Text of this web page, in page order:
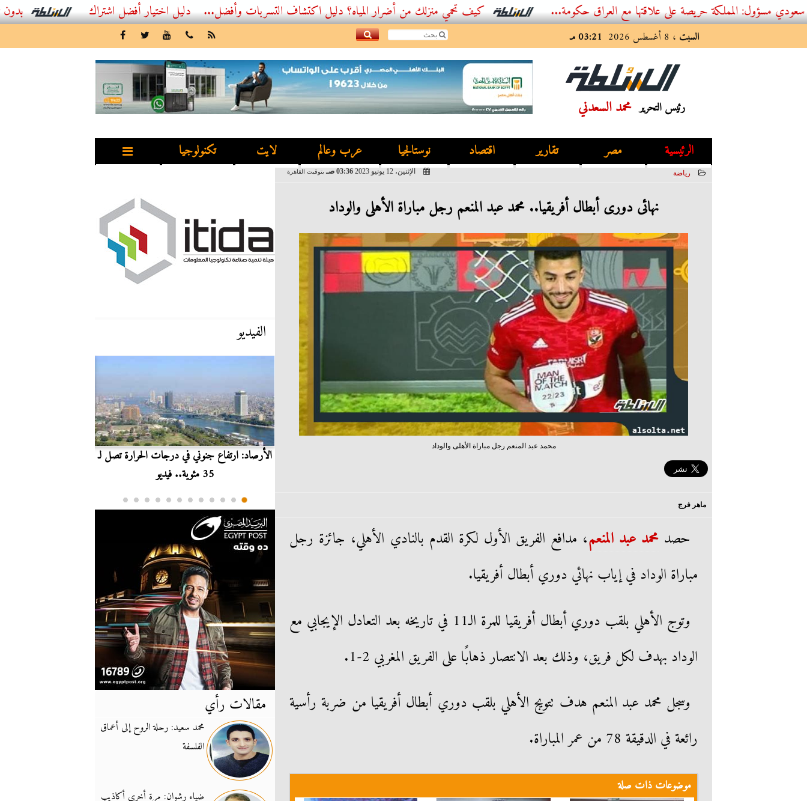
أفضل اشتراك IPTV بدون تقطيع 2026 – دليل المشاهد العصري حريصة على علاقتها مع العراق حكومة... كيف تحمي منزلك من أضرار المياه؟ دليل اكتشاف التسربات وأفضل...
السبت ، 8 أغسطس 2026 03:21 مـ
رئيس التحرير محمد السعدني
الرئيسية مصر تقارير اقتصاد نوستالجيا عرب وعالم لايت تكنولوجيا
رياضة الإثنين، 12 يونيو 2023 03:36 صـ بتوقيت القاهرة
نهائى دورى أبطال أفريقيا.. محمد عبد المنعم رجل مباراة الأهلى والوداد
محمد عبد المنعم رجل مباراة الأهلى والوداد
ماهر فرج
حصدمحمد عبد المنعم، مدافع الفريق الأول لكرة القدم بالنادي الأهلي، جائزة رجل
مباراة الوداد في إياب نهائي دوري أبطال أفريقيا.
وتوج الأهلي بلقب دوري أبطال أفريقيا للمرة الـ11 في تاريخه بعد التعادل الإيجابي مع
الوداد بهدف لكل فريق، وذلك بعد الانتصار ذهابًا على الفريق المغربي 2-1.
وسجل محمد عبد المنعم هدف تتويج الأهلي بلقب دوري أبطال أفريقيا من ضربة رأسية
رائعة في الدقيقة 78 من عمر المباراة.
موضوعات ذات صلة
الفيديو
بث مباشر.. مباراة الزمالك وسيراميكا كليوباترا في
الأرصاد: ارتفاع جنوني في درجات الحرارة تصل لـ
35 مئوية.. فيديو
مقالات رأي
محمد سعيد: رحلة الروح إلى أعماق
الفلسفة
ضياء رشوان: مرة أخرى أكاذيب